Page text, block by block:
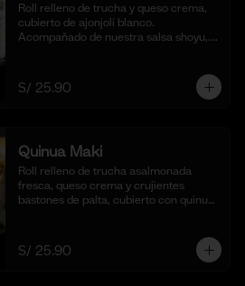
Roll relleno de trucha y queso crema,
cubierto de ajonjolí blanco.
Acompañado de nuestra salsa shoyu,.
S/ 25.90
Quinua Maki
Roll relleno de trucha asalmonada
fresca, queso crema y crujientes
bastones de palta, cubierto con quinua
S/ 25.90